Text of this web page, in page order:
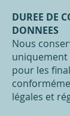
DUREE DE
DONNEES
Nous
uniquement
pour les
légales et